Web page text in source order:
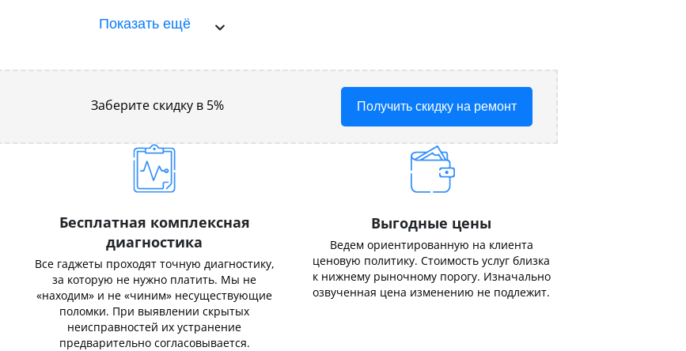
Показать ещё
Заберите скидку в 5% Получить скидку на ремонт
Бесплатная комплексная
диагностика
Все гаджеты проходят точную диагностику,
за которую не нужно платить. Мы не
«находим» и не «чиним» несуществующие
поломки. При выявлении скрытых
неисправностей их устранение
предварительно согласовывается.
Выгодные цены
Ведем ориентированную на клиента
ценовую политику. Стоимость услуг близка
к нижнему рыночному порогу. Изначально
озвученная цена изменению не подлежит.